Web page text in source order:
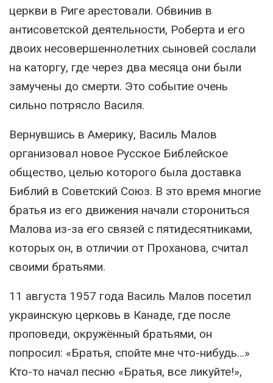
церкви в Риге арестовали. Обвинив в
антисоветской деятельности, Роберта и его
двоих несовершеннолетних сыновей сослали
на каторгу, где через два месяца они были
замучены до смерти. Это событие очень
сильно потрясло Василя.
Вернувшись в Америку, Василь Малов
организовал новое Русское Библейское
общество, целью которого была доставка
Библий в Советский Союз. В это время многие
братья из его движения начали сторониться
Малова из-за его связей с пятидесятниками,
которых он, в отличии от Проханова, считал
своими братьями.
11 августа 1957 года Василь Малов посетил
украинскую церковь в Канаде, где после
проповеди, окружённый братьями, он
попросил: «Братья, спойте мне что-нибудь…»
Кто-то начал песню «Братья, все ликуйте!»,